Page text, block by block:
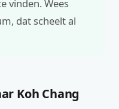
vinden. Wees
dat scheelt al
Koh Chang